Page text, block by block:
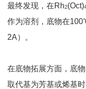
最终发现，在Rh2(Oct)
作为溶剂，底物在
2A）。
在底物拓展方面，底
取代基为芳基或烯基